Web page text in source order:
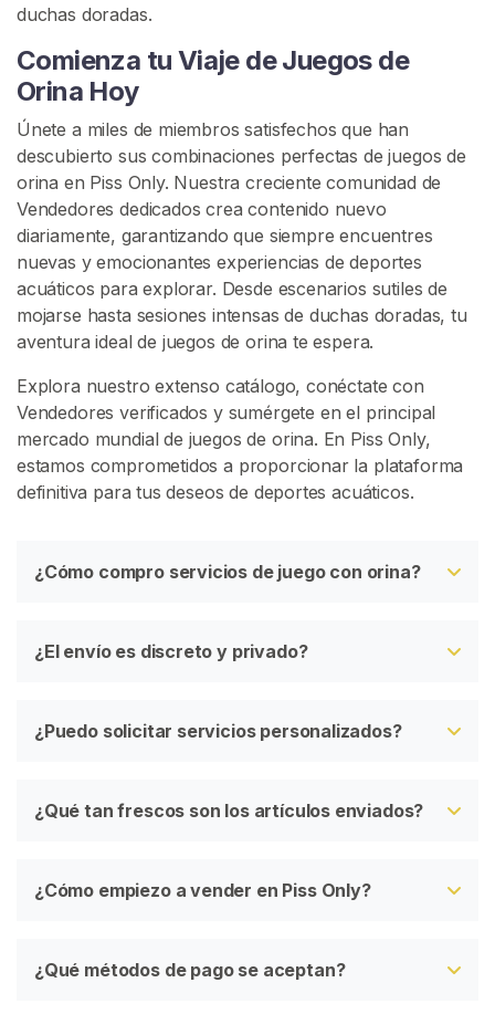
duchas doradas.
Comienza tu Viaje de Juegos de
Orina Hoy
Únete a miles de miembros satisfechos que han
descubierto sus combinaciones perfectas de juegos de
orina en Piss Only. Nuestra creciente comunidad de
Vendedores dedicados crea contenido nuevo
diariamente, garantizando que siempre encuentres
nuevas y emocionantes experiencias de deportes
acuáticos para explorar. Desde escenarios sutiles de
mojarse hasta sesiones intensas de duchas doradas, tu
aventura ideal de juegos de orina te espera.
Explora nuestro extenso catálogo, conéctate con
Vendedores verificados y sumérgete en el principal
mercado mundial de juegos de orina. En Piss Only,
estamos comprometidos a proporcionar la plataforma
definitiva para tus deseos de deportes acuáticos.
¿Cómo compro servicios de juego con orina?
¿El envío es discreto y privado?
¿Puedo solicitar servicios personalizados?
¿Qué tan frescos son los artículos enviados?
¿Cómo empiezo a vender en Piss Only?
¿Qué métodos de pago se aceptan?
o
n
a
c
t
o
/
S
o
p
o
r
t
e